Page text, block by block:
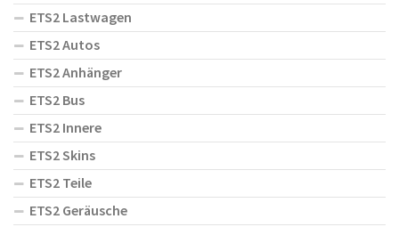
ETS2 Lastwagen
ETS2 Autos
ETS2 Anhänger
ETS2 Bus
ETS2 Innere
ETS2 Skins
ETS2 Teile
ETS2 Geräusche